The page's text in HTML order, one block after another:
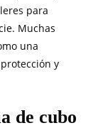
para
Muchas
una
y
de cubo